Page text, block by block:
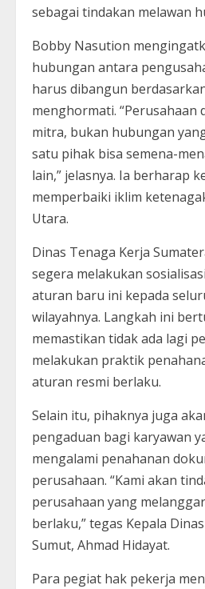
sebagai tindakan melawan
Bobby Nasution
hubungan antara
harus dibangun
menghormati. “Perusahaan
mitra, bukan hubungan
satu pihak bisa semena-
lain,” jelasnya. Ia berharap
memperbaiki iklim
Utara.
Dinas Tenaga Kerja
segera melakukan
aturan baru ini kepada
wilayahnya. Langkah ini
memastikan tidak ada lagi
melakukan praktik
aturan resmi berlaku.
Selain itu, pihaknya juga
pengaduan bagi karyawan
mengalami penahanan
perusahaan. “Kami akan
perusahaan yang
berlaku,” tegas Kepala
Sumut, Ahmad Hidayat.
Para pegiat hak pekerja